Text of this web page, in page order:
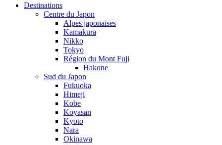
Destinations
Centre du Japon
Alpes japonaises
Kamakura
Nikko
Tokyo
Région du Mont Fuji
Hakone
Sud du Japon
Fukuoka
Himeji
Kobe
Koyasan
Kyoto
Nara
Okinawa